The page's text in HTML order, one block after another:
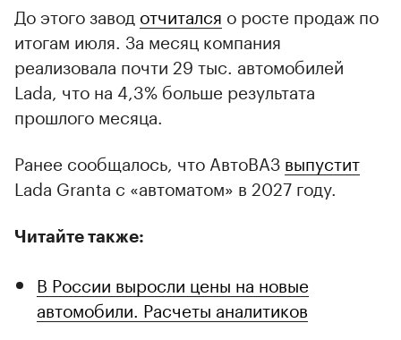
До этого завод отчитался о росте продаж по
итогам июля. За месяц компания
реализовала почти 29 тыс. автомобилей
Lada, что на 4,3% больше результата
прошлого месяца.
Ранее сообщалось, что АвтоВАЗ выпустит
Lada Granta с «автоматом» в 2027 году.
Читайте также:
В России выросли цены на новые
автомобили. Расчеты аналитиков